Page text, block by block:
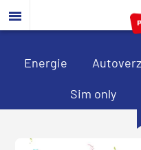
Door
naar
hoofd
Spring
naar
eerste
Spring
naar
voettekst
Energie
Sim only